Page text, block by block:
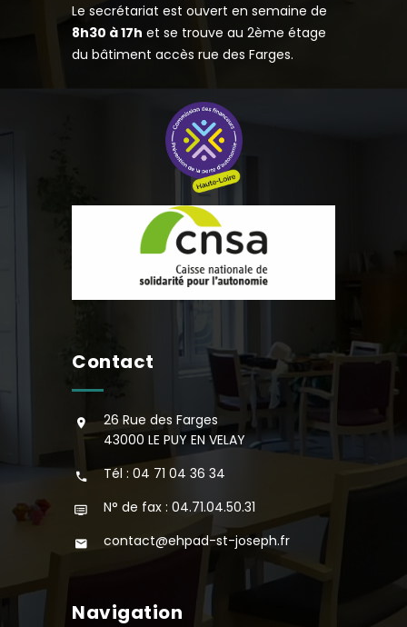
Le secrétariat est ouvert en semaine de
8h30 à 17h et se trouve au 2ème étage
du bâtiment accès rue des Farges.
Contact
26 Rue des Farges
43000 LE PUY EN VELAY
Tél : 04 71 04 36 34
N° de fax : 04.71.04.50.31
contact@ehpad-st-joseph.fr
Navigation